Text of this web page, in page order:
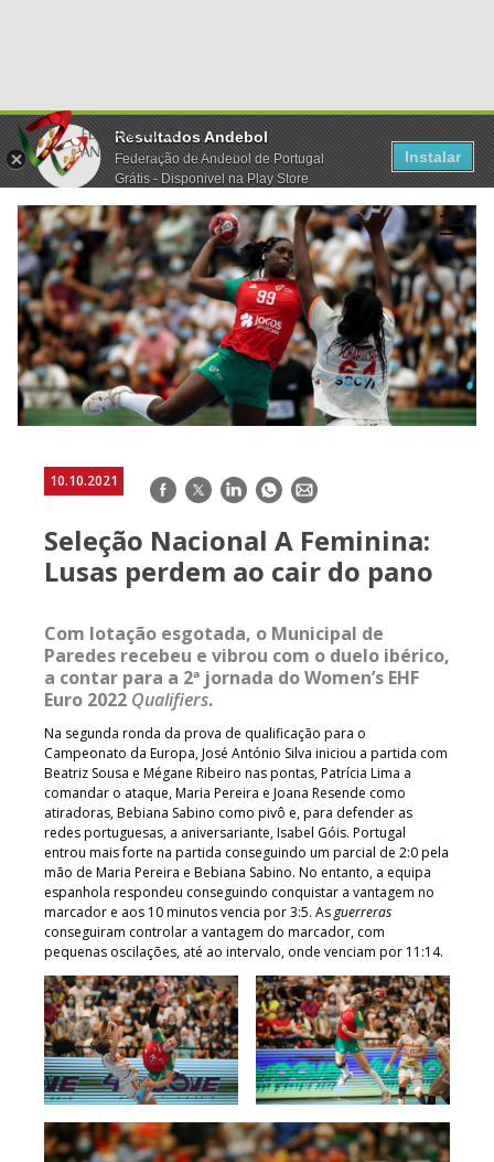
Resultados Andebol
Federação de Andebol de Portugal
Grátis - Disponivel na Play Store
Instalar
10.10.2021 Facebook
TwitterLinkedInWhatsApp
E-
Seleção Nacional A Feminina:
Lusas perdem ao cair do pano
Com lotação esgotada, o Municipal de
Paredes recebeu e vibrou com o duelo ibérico,
a contar para a 2ª jornada do Women’s EHF
Euro 2022 Qualifiers.
Na segunda ronda da prova de qualificação para o
Campeonato da Europa, José António Silva iniciou a partida com
Beatriz Sousa e Mégane Ribeiro nas pontas, Patrícia Lima a
comandar o ataque, Maria Pereira e Joana Resende como
atiradoras, Bebiana Sabino como pivô e, para defender as
redes portuguesas, a aniversariante, Isabel Góis. Portugal
entrou mais forte na partida conseguindo um parcial de 2:0 pela
mão de Maria Pereira e Bebiana Sabino. No entanto, a equipa
espanhola respondeu conseguindo conquistar a vantagem no
marcador e aos 10 minutos vencia por 3:5. Asguerreras
conseguiram controlar a vantagem do marcador, com
pequenas oscilações, até ao intervalo, onde venciam por 11:14.